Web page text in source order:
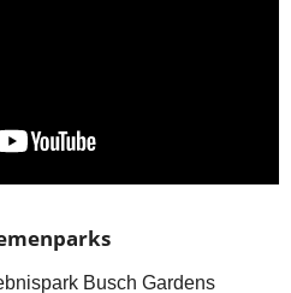
Busch Gardens